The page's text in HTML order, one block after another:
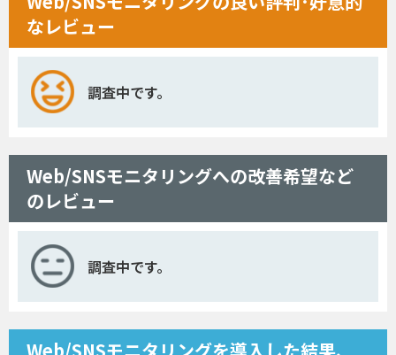
なレビュー
調査中です。
Web/SNSモニタリングへの改善希望など
のレビュー
調査中です。
Web/SNSモニタリングを導入した結果、